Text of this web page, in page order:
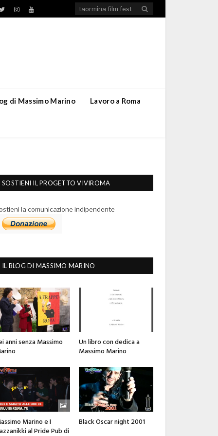
TwitterInstagramYouTube
di Massimo Marino Lavoro a Roma
SOSTIENI IL PROGETTO VIVIROMA
la comunicazione indipendente
IL BLOG DI MASSIMO MARINO
anni senza Massimo
Un libro con dedica a
Massimo Marino
Marino e I
al Pride Pub di
Black Oscar night 2001